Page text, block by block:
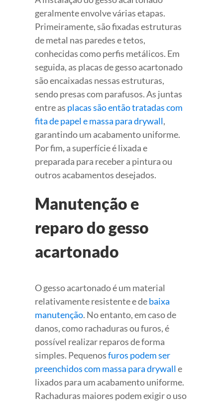
geralmente envolve várias etapas.
Primeiramente, são fixadas estruturas
de metal nas paredes e tetos,
conhecidas como perfis metálicos. Em
seguida, as placas de gesso acartonado
são encaixadas nessas estruturas,
sendo presas com parafusos. As juntas
entre as placas são então tratadas com
fita de papel e massa para drywall,
garantindo um acabamento uniforme.
Por fim, a superfície é lixada e
preparada para receber a pintura ou
outros acabamentos desejados.
Manutenção e
reparo do gesso
acartonado
O gesso acartonado é um material
relativamente resistente e debaixa
manutenção. No entanto, em caso de
danos, como rachaduras ou furos, é
possível realizar reparos de forma
simples. Pequenosfuros podem ser
preenchidos com massa para drywalle
lixados para um acabamento uniforme.
Rachaduras maiores podem exigir o uso